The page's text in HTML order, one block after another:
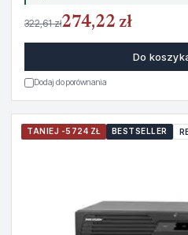
322,61 zł274,22 zł
Do
Dodaj do porównania
TANIEJ -5724 ZŁ BESTSELLER